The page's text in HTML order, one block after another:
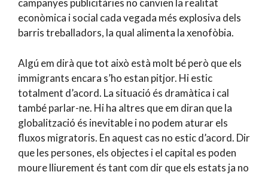
campanyes publicitàries no canvien la realitat
econòmica i social cada vegada més explosiva dels
barris treballadors, la qual alimenta la xenofòbia.
Algú em dirà que tot això està molt bé però que els
immigrants encara s’ho estan pitjor. Hi estic
totalment d’acord. La situació és dramàtica i cal
també parlar-ne. Hi ha altres que em diran que la
globalització és inevitable i no podem aturar els
fluxos migratoris. En aquest cas no estic d’acord. Dir
que les persones, els objectes i el capital es poden
moure lliurement és tant com dir que els estats ja no